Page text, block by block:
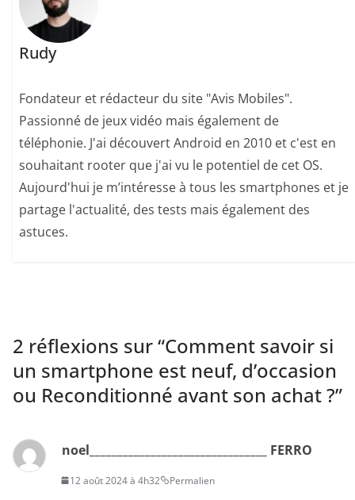
Rudy
Fondateur et rédacteur du site "Avis Mobiles".
Passionné de jeux vidéo mais également de
téléphonie. J'ai découvert Android en 2010 et c'est en
souhaitant rooter que j'ai vu le potentiel de cet OS.
Aujourd'hui je m’intéresse à tous les smartphones et je
partage l'actualité, des tests mais également des
astuces.
2 réflexions sur “Comment savoir si
un smartphone est neuf, d’occasion
ou Reconditionné avant son achat ?”
noel________________________________ FERRO
12 août 2024 à 4h32 Permalien